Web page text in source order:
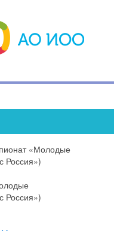
«Молодые
Россия»)
Россия»)